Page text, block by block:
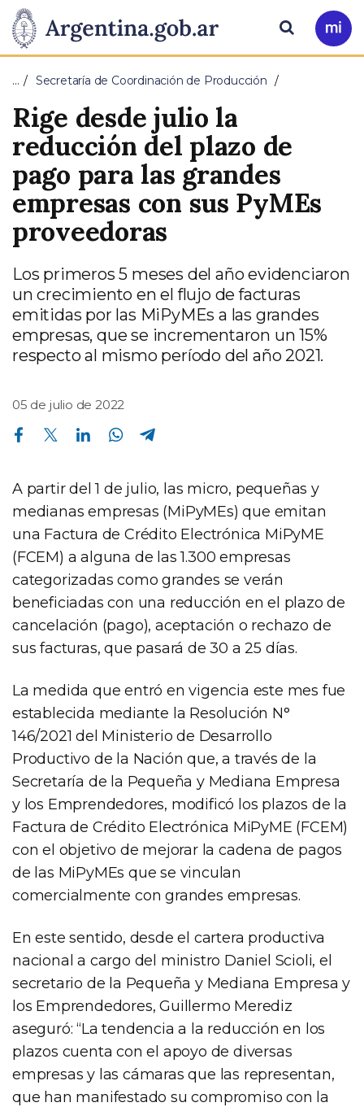
Presidencia
de
la
Nación
Pasar al contenido principal
Ir
a
Buscar
… Secretaría de Coordinación de Producción
Rige desde julio la
reducción del plazo de
pago para las grandes
empresas con sus PyMEs
proveedoras
Los primeros 5 meses del año evidenciaron
un crecimiento en el flujo de facturas
emitidas por las MiPyMEs a las grandes
empresas, que se incrementaron un 15%
respecto al mismo período del año 2021.
05 de julio de 2022
Compartir en Facebook Compartir en Twitter Compartir en Linkedin Compartir en Whatsapp
A partir del 1 de julio, las micro, pequeñas y
medianas empresas (MiPyMEs) que emitan
una Factura de Crédito Electrónica MiPyME
(FCEM) a alguna de las 1.300 empresas
categorizadas como grandes se verán
beneficiadas con una reducción en el plazo de
cancelación (pago), aceptación o rechazo de
sus facturas, que pasará de 30 a 25 días.
La medida que entró en vigencia este mes fue
establecida mediante la Resolución N°
146/2021 del Ministerio de Desarrollo
Productivo de la Nación que, a través de la
Secretaría de la Pequeña y Mediana Empresa
y los Emprendedores, modificó los plazos de la
Factura de Crédito Electrónica MiPyME (FCEM)
con el objetivo de mejorar la cadena de pagos
de las MiPyMEs que se vinculan
comercialmente con grandes empresas.
En este sentido, desde el cartera productiva
nacional a cargo del ministro Daniel Scioli, el
secretario de la Pequeña y Mediana Empresa y
los Emprendedores, Guillermo Merediz
aseguró: “La tendencia a la reducción en los
plazos cuenta con el apoyo de diversas
empresas y las cámaras que las representan,
que han manifestado su compromiso con la